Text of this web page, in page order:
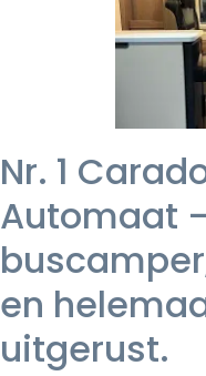
Nr. 1
Automaat
en
uitgerust.